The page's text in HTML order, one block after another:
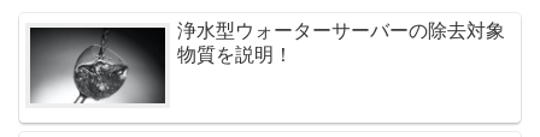
浄水型ウォーターサーバーの除去対象
物質を説明！